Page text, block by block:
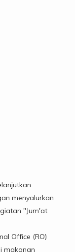
menyalurkan
"Jum'at
Office (RO)
makanan